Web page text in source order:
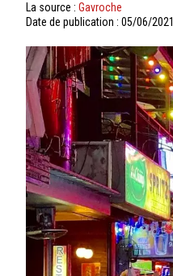
La source : Gavroche
Date de publication : 05/06/2021